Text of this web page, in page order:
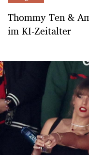
Thommy Ten &
im KI-Zeitalter